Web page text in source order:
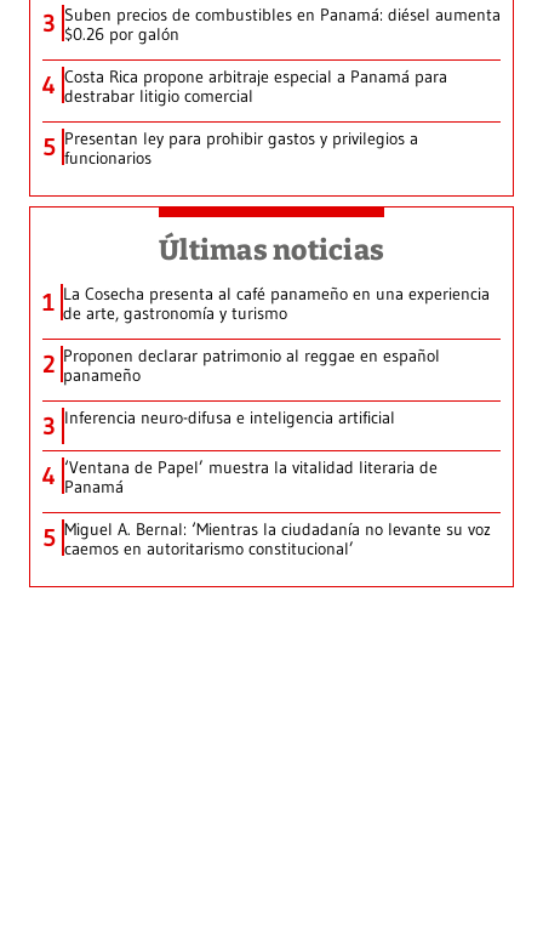
3 Suben precios de combustibles en Panamá: diésel aumenta
$0.26 por galón
4 Costa Rica propone arbitraje especial a Panamá para
destrabar litigio comercial
5 Presentan ley para prohibir gastos y privilegios a
funcionarios
Últimas noticias
1 La Cosecha presenta al café panameño en una experiencia
de arte, gastronomía y turismo
2 Proponen declarar patrimonio al reggae en español
panameño
3 Inferencia neuro-difusa e inteligencia artificial
4 ‘Ventana de Papel’ muestra la vitalidad literaria de
Panamá
5 Miguel A. Bernal: ‘Mientras la ciudadanía no levante su voz
caemos en autoritarismo constitucional’